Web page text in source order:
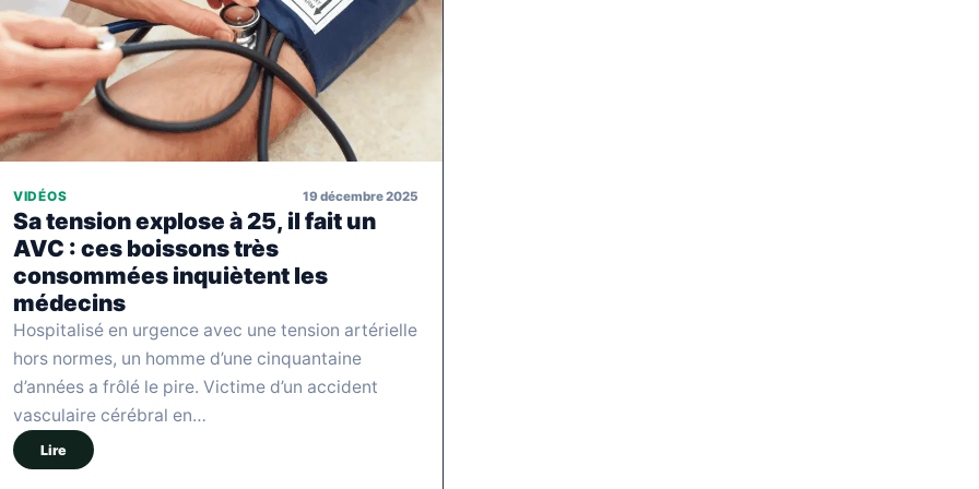
VIDÉOS 19 décembre 2025
Sa tension explose à 25, il fait un
AVC : ces boissons très
consommées inquiètent les
médecins
Hospitalisé en urgence avec une tension artérielle
hors normes, un homme d’une cinquantaine
d’années a frôlé le pire. Victime d’un accident
vasculaire cérébral en…
Lire